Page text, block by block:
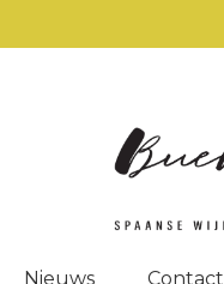
Nieuws Contact